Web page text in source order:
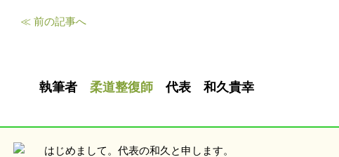
≪ 前の記事へ
執筆者 柔道整復師 代表 和久貴幸
はじめまして。代表の和久と申します。